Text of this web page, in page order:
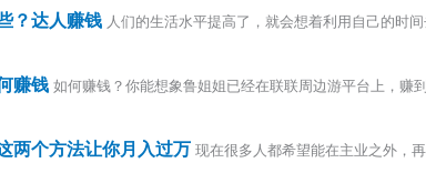
？达人赚钱 人们的生活水平提高了，就会想着利用自己的时
赚钱 如何赚钱？你能想象鲁姐姐已经在联联周边游平台上，赚
两个方法让你月入过万 现在很多人都希望能在主业之外，